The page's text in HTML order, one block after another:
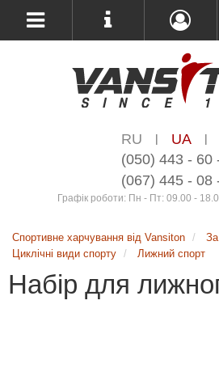
RU | UA |
(050) 443 - 60
(067) 445 - 08
Графік роботи: Пн - Пт: 09.00 -
Спортивне харчування від Vansiton
Циклічні види спорту
Лижний спорт
Набір для